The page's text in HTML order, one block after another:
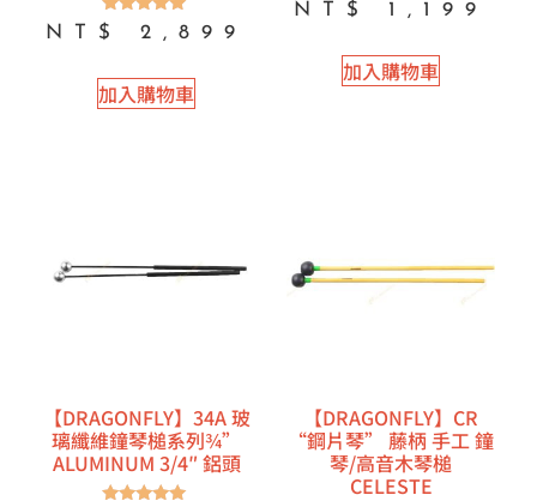
評分
5.00
NT$ 2,899
加入購物車
5.00
NT$ 1,199
加入購物車
【DRAGONFLY】34A 玻
璃纖維鐘琴槌系列¾”
ALUMINUM 3/4″ 鋁頭
【DRAGONFLY】CR
“鋼片琴” 藤柄 手工 鐘
琴/高音木琴槌
CELESTE